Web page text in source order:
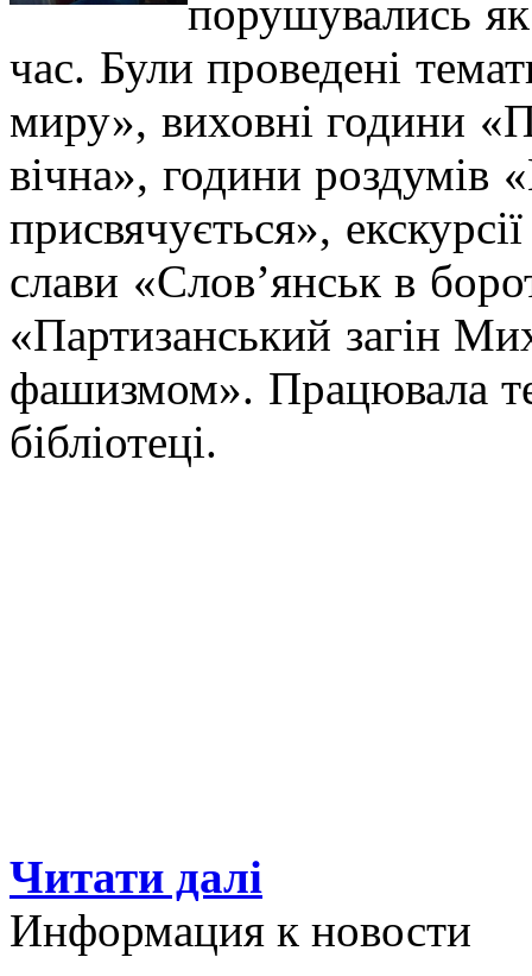
порушувались
час. Були проведені
миру», виховні години
вічна», години роздумів
присвячується»,
слави «Слов’янськ в
«Партизанський загін
фашизмом». Працювала
бібліотеці.
Читати далі
Информация к новости